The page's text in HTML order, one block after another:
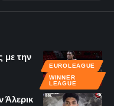
EUROLEAGUE
WINNER
LEAGUE
με την
Άλερικ